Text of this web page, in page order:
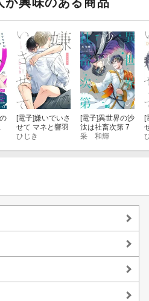
付き特装版】
[電子]嫌いでいさ
せて マネと響羽
ひじき
[電子]異世界の沙
汰は社畜次第 7
采 和輝
[